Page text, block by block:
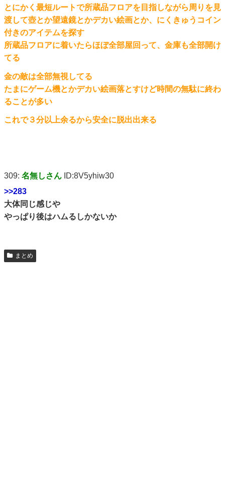
とにかく最短ルートで所蔵品フロアを目指しながら周りを見
渡して壺とか望遠鏡とかデカい絵画とか、にくきゅうコイン
付きのアイテムを探す
所蔵品フロアに着いたらほぼ全部屋回って、金庫も全部開け
てる
金の敵は全部無視してる
たまにゲーム機とかデカい絵画落とすけど時間の無駄に終わ
ることが多い
これで３分以上余るから安全に脱出出来る
309: 名無しさん ID:8V5yhiw30
>>283
大体同じ感じや
やっぱり後はハムるしかないか
まとめ